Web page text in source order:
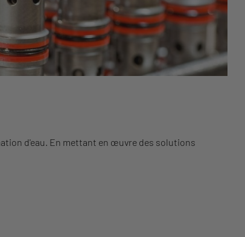
d'eau. En mettant en œuvre des solutions